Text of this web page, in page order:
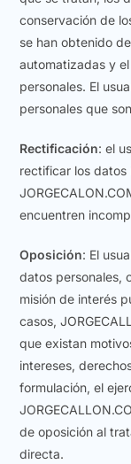
conservación de
se han obtenido
automatizadas y
personales. El
personales que
Rectificación: el
rectificar los datos
encuentren
Oposición: El
datos personales,
misión de interés
casos,
que existan
intereses,
formulación, el
de oposición al
directa.